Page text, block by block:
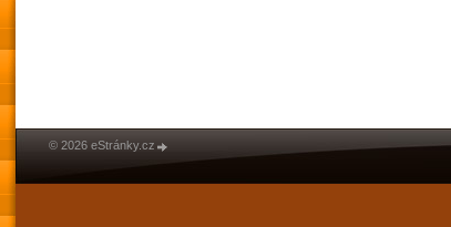
© 2026 eStránky.cz